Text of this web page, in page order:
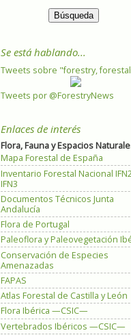
Se está hablando...
Tweets sobre "forestry,
Tweets por @ForestryNews
Enlaces de interés
Flora, Fauna y Espacios
Mapa Forestal de España
Inventario Forestal Nacional
IFN3
Documentos Técnicos Junta
Andalucía
Flora de Portugal
Paleoflora y Paleovegetación
Conservación de Especies
Amenazadas
FAPAS
Atlas Forestal de Castilla y León
Flora Ibérica —CSIC—
Vertebrados Ibéricos —CSIC—